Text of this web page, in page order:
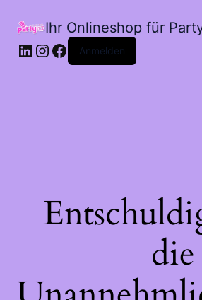
Ihr Onlineshop für
LinkedIn
Instagram
Facebook
Anmelden
die